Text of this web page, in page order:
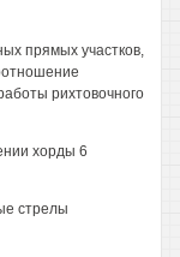
прямых участков,
рихтовочного
хорды 6
стрелы